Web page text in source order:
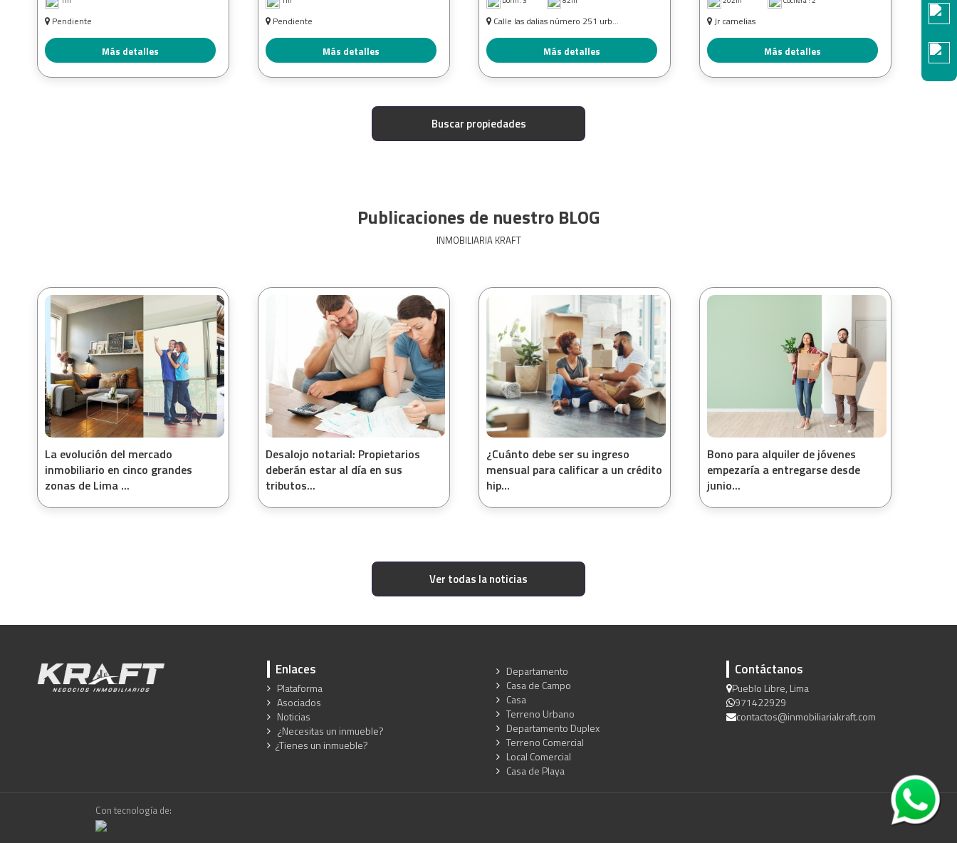
Pendiente
Más detalles
Pendiente
Más detalles
Calle las dalias número 251 urb...
Más detalles
Jr camelias
Más detalles
Buscar propiedades
Publicaciones de nuestro BLOG
INMOBILIARIA KRAFT
La evolución del mercado
inmobiliario en cinco grandes
zonas de Lima ...
Desalojo notarial: Propietarios
deberán estar al día en sus
tributos...
¿Cuánto debe ser su ingreso
mensual para calificar a un crédito
hip...
Bono para alquiler de jóvenes
empezaría a entregarse desde
junio...
Ver todas la noticias
Enlaces
Plataforma
Asociados
Noticias
¿Necesitas un inmueble?
¿Tienes un inmueble?
Departamento
Casa de Campo
Casa
Terreno Urbano
Departamento Duplex
Terreno Comercial
Local Comercial
Casa de Playa
Contáctanos
Pueblo Libre, Lima
971422929
contactos@inmobiliariakraft.com
Con tecnología de: